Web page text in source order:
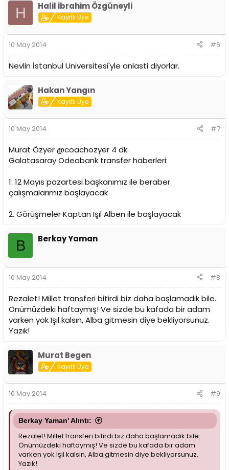
H Halil İbrahim Özgüneyli
Kayıtlı Üye
10 May 2014 #6
Nevlin İstanbul Universitesi'yle anlasti diyorlar.
Hakan Yangın
Kayıtlı Üye
10 May 2014 #7
Murat Özyer ‏@coachozyer 4 dk.
Galatasaray Odeabank transfer haberleri:
1: 12 Mayıs pazartesi başkanımız ile beraber
çalışmalarımız başlayacak
2. Görüşmeler Kaptan Işıl Alben ile başlayacak
B Berkay Yaman
10 May 2014 #8
Rezalet! Millet transferi bitirdi biz daha başlamadık bile.
Önümüzdeki haftaymış! Ve sizde bu kafada bir adam
varken yok Işıl kalsın, Alba gitmesin diye bekliyorsunuz.
Yazık!
Murat Begen
Kayıtlı Üye
10 May 2014 #9
Berkay Yaman' Alıntı:
Rezalet! Millet transferi bitirdi biz daha başlamadık bile.
Önümüzdeki haftaymış! Ve sizde bu kafada bir adam
varken yok Işıl kalsın, Alba gitmesin diye bekliyorsunuz.
Yazık!